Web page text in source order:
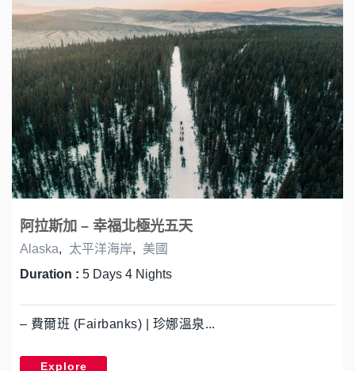
阿拉斯加 – 幸福北極光五天
Alaska, 太平洋海岸,
美國
Duration : 5 Days 4 Nights
– 費爾班 (Fairbanks) | 珍娜溫泉...
Explore